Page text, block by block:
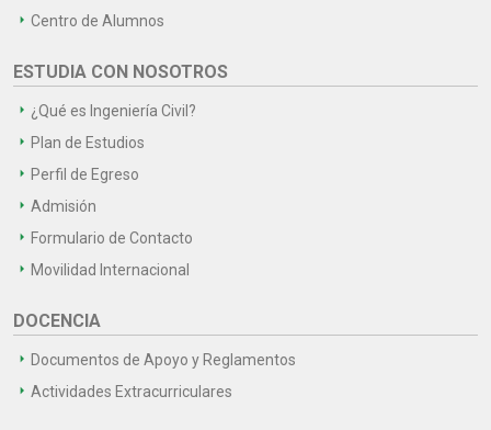
Centro de Alumnos
ESTUDIA CON NOSOTROS
¿Qué es Ingeniería Civil?
Plan de Estudios
Perfil de Egreso
Admisión
Formulario de Contacto
Movilidad Internacional
DOCENCIA
Documentos de Apoyo y Reglamentos
Actividades Extracurriculares